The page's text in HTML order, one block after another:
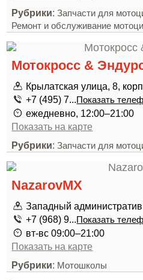
Рубрики:Запчасти для
Ремонт и обслуживание
Мотокросс &
Крылатская улица, 8,
+7 (495) 7...Показать
ежедневно, 12:00–21:00
Показать на карте
Рубрики:Запчасти для
NazarovMX
Западный
+7 (968) 9...Показать
вт-вс 09:00–21:00
Показать на карте
Рубрики: Мотошколы